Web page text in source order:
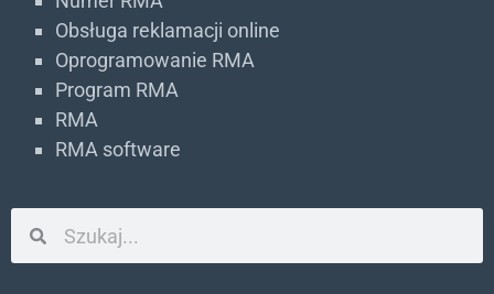
Obsługa reklamacji online
Oprogramowanie RMA
Program RMA
RMA
RMA software